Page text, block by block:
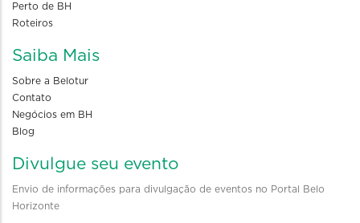
Perto de BH
Roteiros
Saiba Mais
Sobre a Belotur
Contato
Negócios em BH
Blog
Divulgue seu evento
Envio de informações para divulgação de eventos no Portal Belo
Horizonte